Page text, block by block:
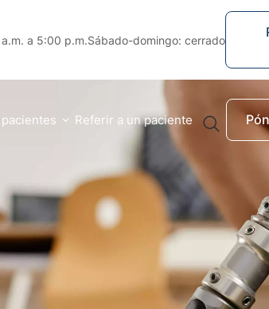
a 5:00 p.m.Sábado-domingo: cerrado
pacientes Referir a un paciente
Vínculos
Brazo
Pierna
Prótesis